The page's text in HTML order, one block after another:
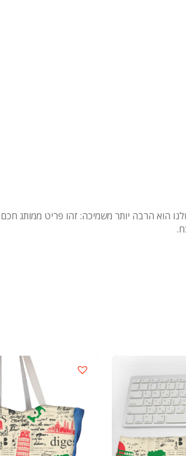
הוא הרבה יותר משמיכה: זהו פריט ממותג